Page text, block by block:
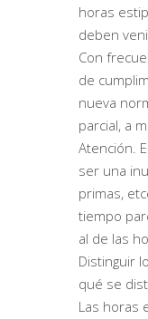
horas
deben
Con
de
nueva
parcial, a
Atención.
ser una
primas,
tiempo
al de las
Distinguir
qué se
Las horas